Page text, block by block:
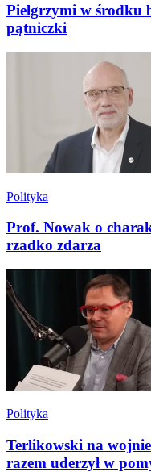
Pielgrzymi w środku
pątniczki
Polityka
Prof. Nowak o
rzadko zdarza
Polityka
Terlikowski na
razem uderzył w